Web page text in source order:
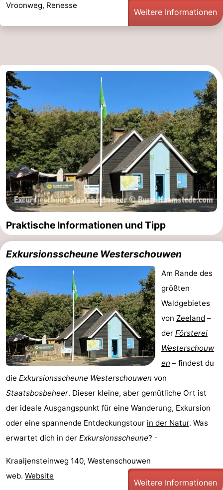
Vroonweg, Renesse
Weitere Informationen
Praktische Informationen und Tipp
Exkursionsscheune Westerschouwen
Am Rande des
größten
Waldgebietes
von Zeeland –
der Försterei
Westerschouw
en – findest du
die Exkursionsscheune Westerschouwen von
Staatsbosbeheer. Dieser kleine, aber gemütliche Ort ist
der ideale Ausgangspunkt für eine Wanderung, Exkursion
oder eine spannende Entdeckungstour in der Natur. Was
erwartet dich in der Exkursionsscheune? -
Kraaijensteinweg 140, Westenschouwen
web. Website
Weitere Informationen